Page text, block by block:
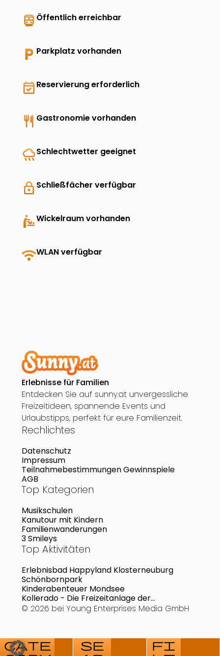
directions_transit Öffentlich erreichbar
local_parking Parkplatz vorhanden
event_availableReservierung erforderlich
restaurant Gastronomie vorhanden
rainySchlechtwetter geeignet
lock Schließfächer verfügbar
baby_changing_stationWickelraum vorhanden
wifiWLAN verfügbar
cate
se
fi
Erlebnisse für Familien
Entdecken Sie auf sunny.at unvergessliche
Freizeitideen, spannende Events und
Urlaubstipps, perfekt für eure Familienzeit.
Rechlichtes
Datenschutz
Impressum
Teilnahmebestimmungen Gewinnspiele
AGB
Top Kategorien
Musikschulen
Kanutour mit Kindern
Familienwanderungen
3 Smileys
Top Aktivitäten
Erlebnisbad Happyland Klosterneuburg
Schönbornpark
Kinderabenteuer Mondsee
Kollerado - Die Freizeitanlage der
Marktgemeinde Kollerschlag
© 2026 bei Young Enterprises Media GmbH